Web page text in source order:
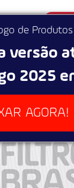
de Produtos
versão
2025
AGORA!